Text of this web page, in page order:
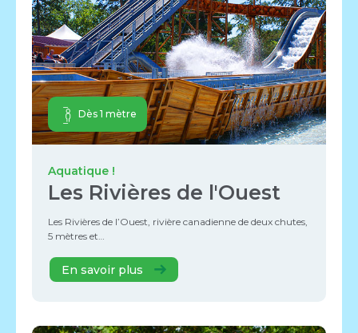
Dès 1 mètre
Aquatique !
Les Rivières de l'Ouest
Les Rivières de l’Ouest, rivière canadienne de deux chutes,
5 mètres et…
En savoir plus